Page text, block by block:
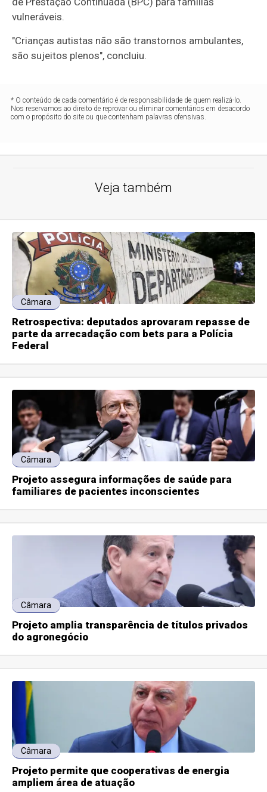
vulneráveis.
"Crianças autistas não são transtornos ambulantes,
são sujeitos plenos", concluiu.
* O conteúdo de cada comentário é de responsabilidade de quem realizá-lo.
Nos reservamos ao direito de reprovar ou eliminar comentários em desacordo
com o propósito do site ou que contenham palavras ofensivas.
Veja também
Câmara
Retrospectiva: deputados aprovaram repasse de
parte da arrecadação com bets para a Polícia
Federal
Câmara
Projeto assegura informações de saúde para
familiares de pacientes inconscientes
Câmara
Projeto amplia transparência de títulos privados
do agronegócio
Câmara
Projeto permite que cooperativas de energia
ampliem área de atuação